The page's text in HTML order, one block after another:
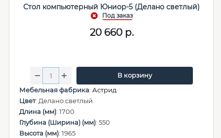
Стол компьютерный Юниор-5 (Делано светлый)
20 660р.
В корзину
Мебельная фабрика: Астрид
Цвет: Делано светлый
Длина (мм): 1700
Глубина (Ширина) (мм): 550
Высота (мм): 1965